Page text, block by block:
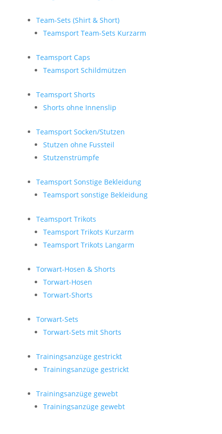
Team-Sets (Shirt & Short)
Teamsport Team-Sets Kurzarm
Teamsport Caps
Teamsport Schildmützen
Teamsport Shorts
Shorts ohne Innenslip
Teamsport Socken/Stutzen
Stutzen ohne Fussteil
Stutzenstrümpfe
Teamsport Sonstige Bekleidung
Teamsport sonstige Bekleidung
Teamsport Trikots
Teamsport Trikots Kurzarm
Teamsport Trikots Langarm
Torwart-Hosen & Shorts
Torwart-Hosen
Torwart-Shorts
Torwart-Sets
Torwart-Sets mit Shorts
Trainingsanzüge gestrickt
Trainingsanzüge gestrickt
Trainingsanzüge gewebt
Trainingsanzüge gewebt